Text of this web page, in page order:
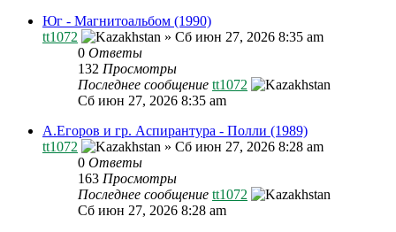
Юг - Магнитоальбом (1990)
tt1072
» Сб июн 27, 2026 8:35 am
0 Ответы
132 Просмотры
Последнее сообщение tt1072
Сб июн 27, 2026 8:35 am
А.Егоров и гр. Аспирантура - Полли (1989)
tt1072
» Сб июн 27, 2026 8:28 am
0 Ответы
163 Просмотры
Последнее сообщение tt1072
Сб июн 27, 2026 8:28 am